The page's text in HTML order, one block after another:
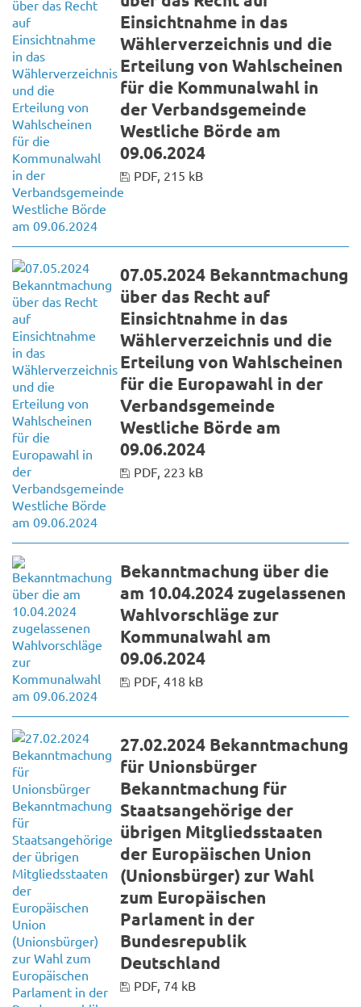
Einsichtnahme in das
Wählerverzeichnis und die
Erteilung von Wahlscheinen
für die Kommunalwahl in
der Verbandsgemeinde
Westliche Börde am
09.06.2024
PDF, 215 kB
07.05.2024 Bekanntmachung
über das Recht auf
Einsichtnahme in das
Wählerverzeichnis und die
Erteilung von Wahlscheinen
für die Europawahl in der
Verbandsgemeinde
Westliche Börde am
09.06.2024
PDF, 223 kB
Bekanntmachung über die
am 10.04.2024 zugelassenen
Wahlvorschläge zur
Kommunalwahl am
09.06.2024
PDF, 418 kB
27.02.2024 Bekanntmachung
für Unionsbürger
Bekanntmachung für
Staatsangehörige der
übrigen Mitgliedsstaaten
der Europäischen Union
(Unionsbürger) zur Wahl
zum Europäischen
Parlament in der
Bundesrepublik
Deutschland
PDF, 74 kB